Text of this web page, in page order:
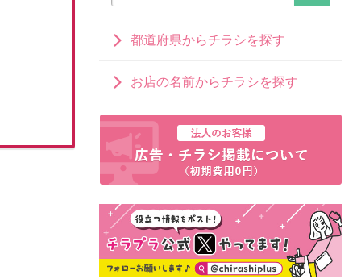
都道府県からチラシを探す
お店の名前からチラシを探す